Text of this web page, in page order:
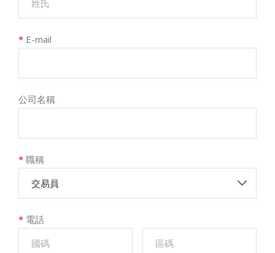
* E-mail
公司名稱
* 職稱
交易員
* 電話